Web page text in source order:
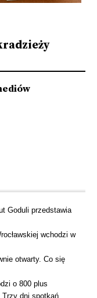
Goduli przedstawia
wchodzi w
otwarty. Co się
o 800 plus
dni spotkań